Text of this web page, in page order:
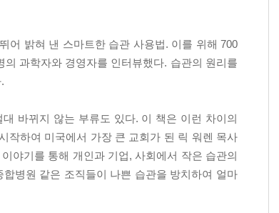
어 밝혀 낸 스마트한 습관 사용법. 이를 위해 700
과학자와 경영자를 인터뷰했다. 습관의 원리를
바뀌지 않는 부류도 있다. 이 책은 이런 차이의
작하여 미국에서 가장 큰 교회가 된 릭 워렌 목사
야기를 통해 개인과 기업, 사회에서 작은 습관의
병원 같은 조직들이 나쁜 습관을 방치하여 얼마